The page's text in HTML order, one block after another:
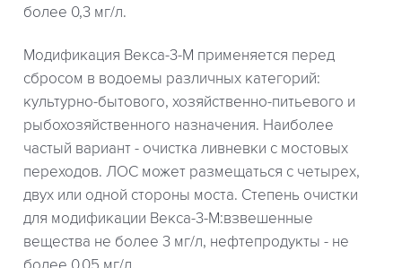
более 0,3 мг/л.
Модификация Векса-3-М применяется перед
сбросом в водоемы различных категорий:
культурно-бытового, хозяйственно-питьевого и
рыбохозяйственного назначения. Наиболее
частый вариант - очистка ливневки с мостовых
переходов. ЛОС может размещаться с четырех,
двух или одной стороны моста. Степень очистки
для модификации Векса-3-М:взвешенные
вещества не более 3 мг/л, нефтепродукты - не